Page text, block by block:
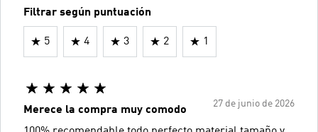
Filtrar según puntuación
5 4 3 2 1
27 de junio de 2026
Merece la compra muy comodo